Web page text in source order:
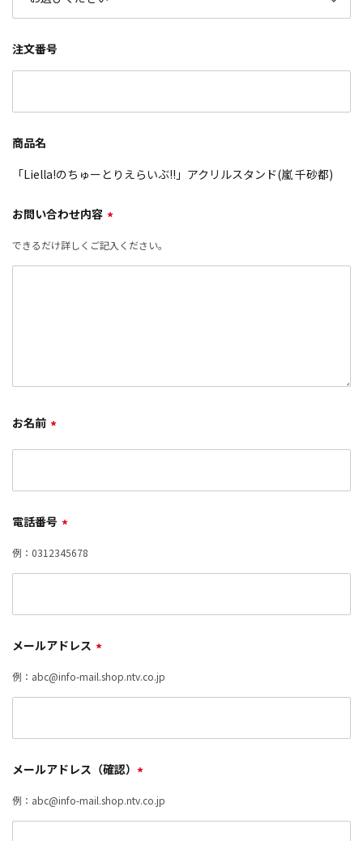
注文番号
商品名
「Liella!のちゅーとりえらいぶ!!」アクリルスタンド(嵐 千砂都)
お問い合わせ内容 *
できるだけ詳しくご記入ください。
お名前 *
電話番号 *
例：0312345678
メールアドレス *
例：abc@info-mail.shop.ntv.co.jp
メールアドレス（確認） *
例：abc@info-mail.shop.ntv.co.jp